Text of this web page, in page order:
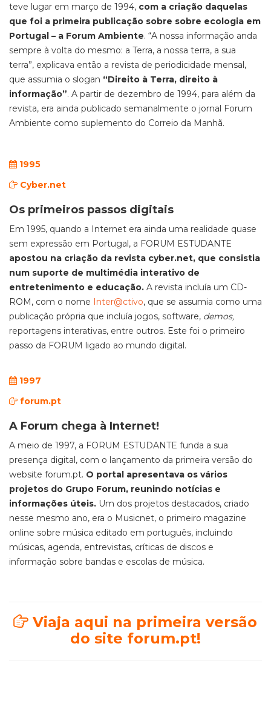
teve lugar em março de 1994, com a criação daquelas
que foi a primeira publicação sobre sobre ecologia em
Portugal – a Forum Ambiente. “A nossa informação anda
sempre à volta do mesmo: a Terra, a nossa terra, a sua
terra”, explicava então a revista de periodicidade mensal,
que assumia o slogan “Direito à Terra, direito à
informação”. A partir de dezembro de 1994, para além da
revista, era ainda publicado semanalmente o jornal Forum
Ambiente como suplemento do Correio da Manhã.
1995
Cyber.net
Os primeiros passos digitais
Em 1995, quando a Internet era ainda uma realidade quase
sem expressão em Portugal, a FORUM ESTUDANTE
apostou na criação da revista cyber.net, que consistia
num suporte de multimédia interativo de
entretenimento e educação. A revista incluía um CD-
ROM, com o nome Inter@ctivo, que se assumia como uma
publicação própria que incluía jogos, software, demos,
reportagens interativas, entre outros. Este foi o primeiro
passo da FORUM ligado ao mundo digital.
1997
forum.pt
A Forum chega à Internet!
A meio de 1997, a FORUM ESTUDANTE funda a sua
presença digital, com o lançamento da primeira versão do
website forum.pt. O portal apresentava os vários
projetos do Grupo Forum, reunindo notícias e
informações úteis. Um dos projetos destacados, criado
nesse mesmo ano, era o Musicnet, o primeiro magazine
online sobre música editado em português, incluindo
músicas, agenda, entrevistas, críticas de discos e
informação sobre bandas e escolas de música.
Viaja aqui na primeira versão
do site forum.pt!